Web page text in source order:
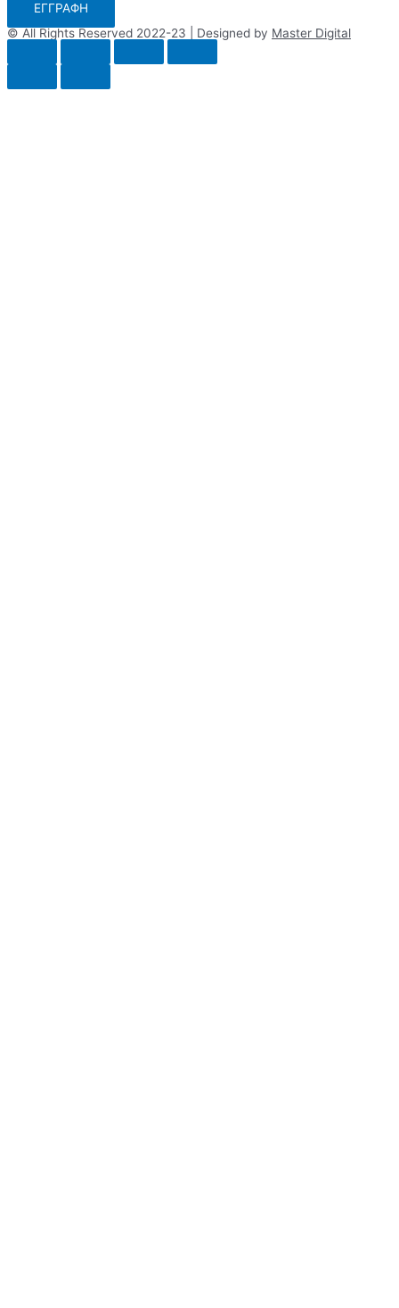
ΕΓΓΡΑΦΗ
© All Rights Reserved 2022-23 | Designed by Master Digital